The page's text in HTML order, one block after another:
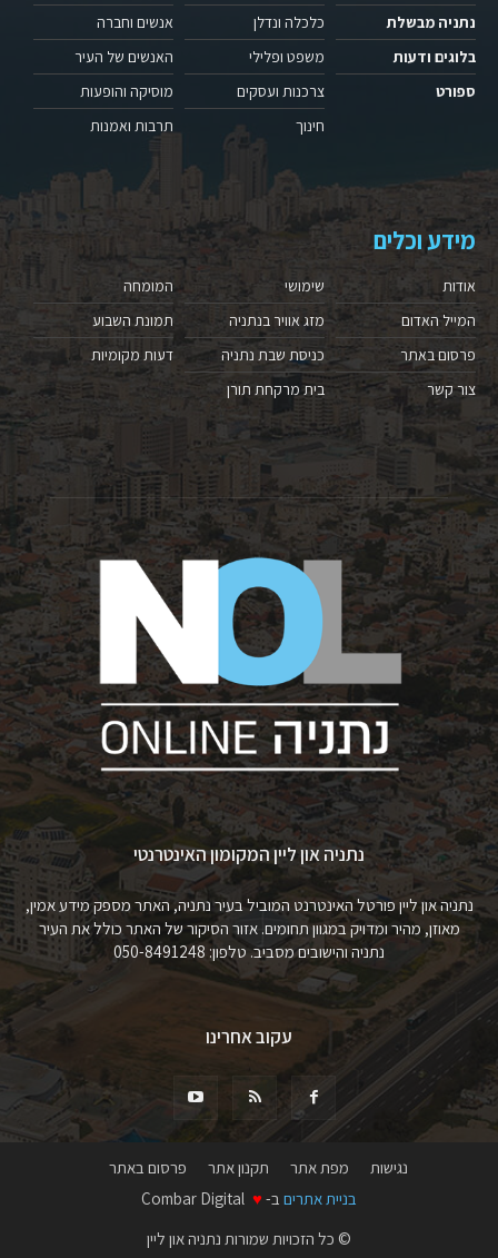
נתניה מבשלת
בלוגים ודעות
ספורט
כלכלה ונדלן
משפט ופלילי
צרכנות ועסקים
חינוך
אנשים וחברה
האנשים של העיר
מוסיקה והופעות
תרבות ואמנות
מידע וכלים
אודות
המייל האדום
פרסום באתר
צור קשר
שימושי
מזג אוויר בנתניה
כניסת שבת נתניה
בית מרקחת תורן
המומחה
תמונת השבוע
דעות מקומיות
נתניה און ליין המקומון האינטרנטי
נתניה און ליין פורטל האינטרנט המוביל בעיר נתניה, האתר מספק מידע אמין,
מאוזן, מהיר ומדויק במגוון תחומים. אזור הסיקור של האתר כולל את העיר
נתניה והישובים מסביב. טלפון: 050-8491248
עקוב אחרינו
נגישות מפת אתר תקנון אתר
פרסום באתר
בניית אתרים ב- ♥
© כל הזכויות שמורות נתניה און ליין